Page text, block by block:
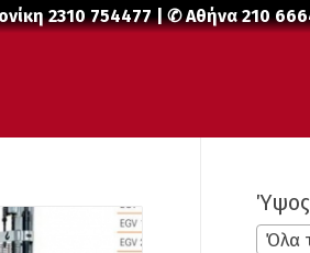
2310 754477| ✆ Αθήνα210
Όλα